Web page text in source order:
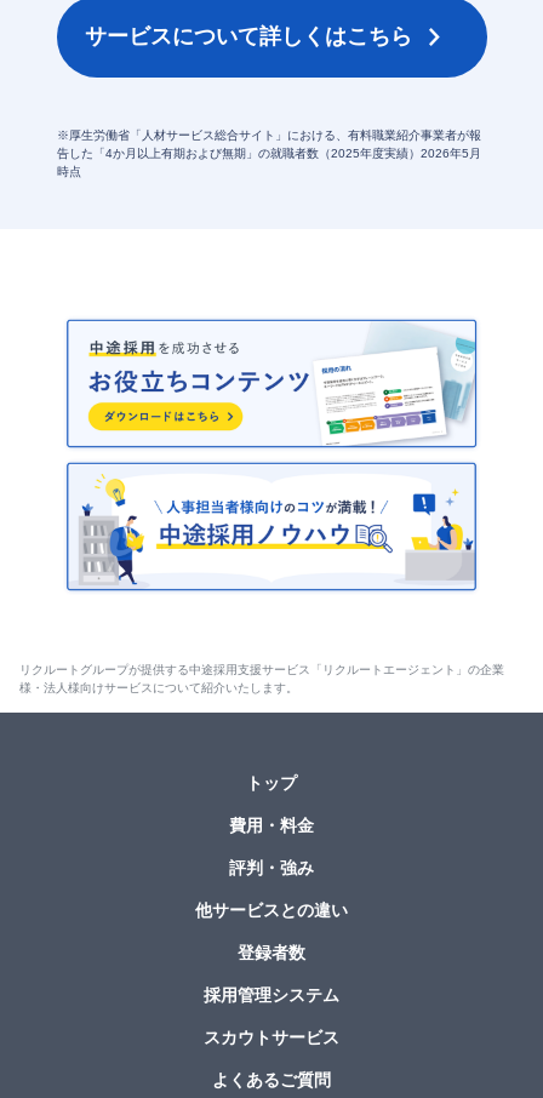
※厚生労働省「人材サービス総合サイト」における、有料職業紹介事業者が報
告した「4か月以上有期および無期」の就職者数（2025年度実績）2026年5月
時点
サービスについて詳しくはこちら
リクルートグループが提供する中途採用支援サービス「リクルートエージェント」の企業
様・法人様向けサービスについて紹介いたします。
トップ
費用・料金
評判・強み
他サービスとの違い
登録者数
採用管理システム
スカウトサービス
よくあるご質問